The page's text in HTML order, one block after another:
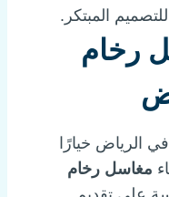
المبتكر.
رخام
الرياض خيارًا
مغاسل رخام